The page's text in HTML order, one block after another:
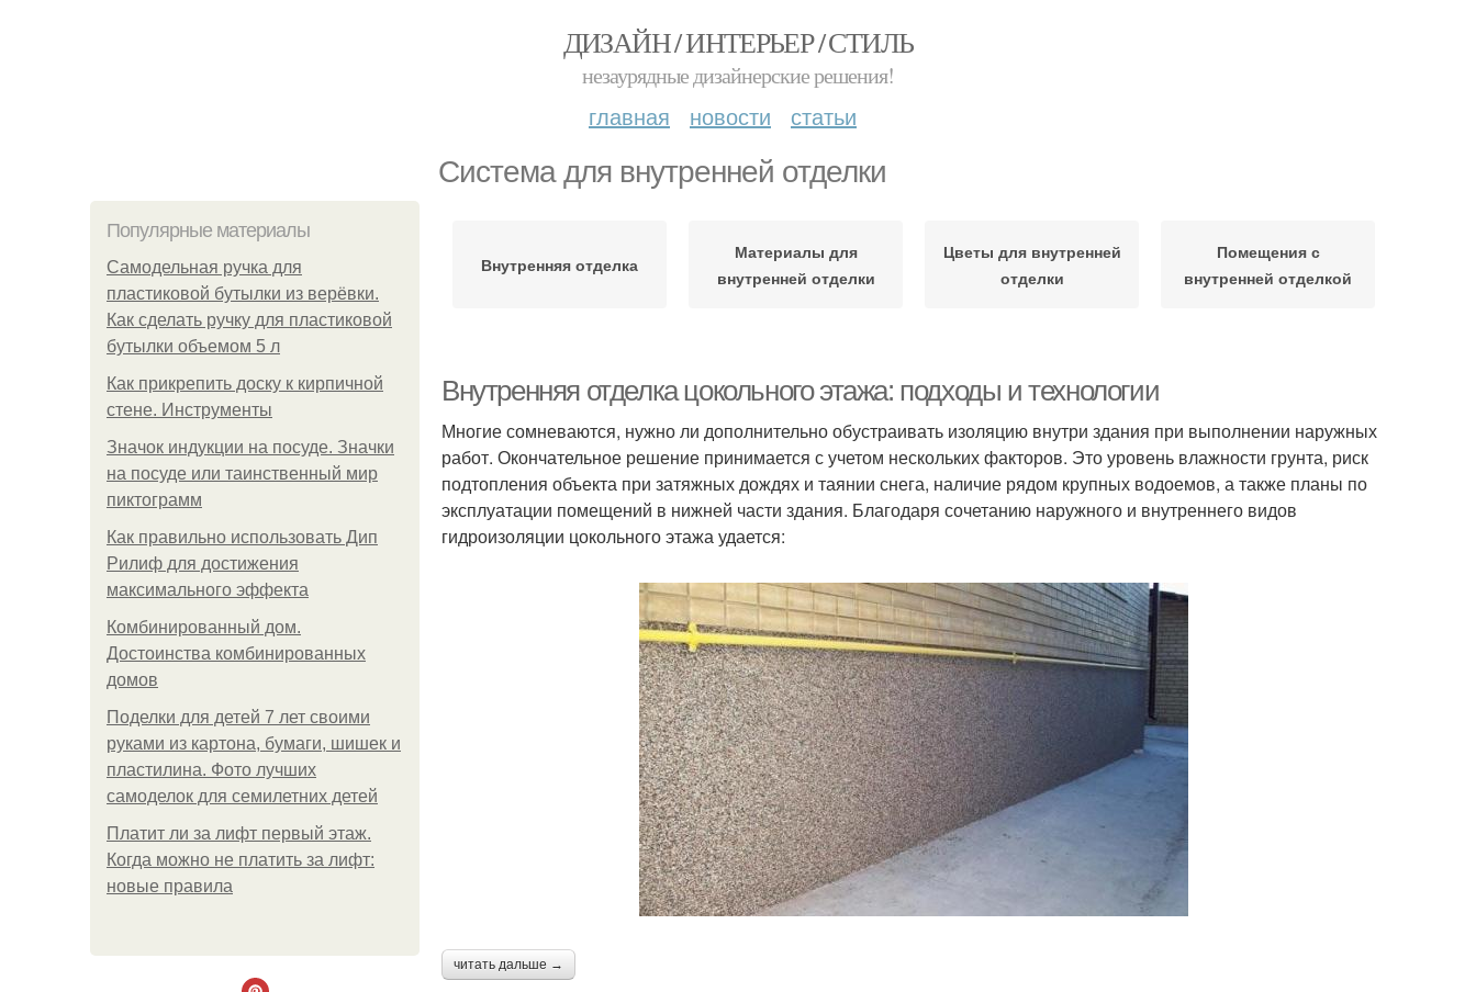
ДИЗАЙН / ИНТЕРЬЕР / СТИЛЬ
незаурядные дизайнерские решения!
главная новости статьи
Система для внутренней отделки
Популярные материалы
Самодельная ручка для
пластиковой бутылки из верёвки.
Как сделать ручку для пластиковой
бутылки объемом 5 л
Как прикрепить доску к кирпичной
стене. Инструменты
Значок индукции на посуде. Значки
на посуде или таинственный мир
пиктограмм
Как правильно использовать Дип
Рилиф для достижения
максимального эффекта
Комбинированный дом.
Достоинства комбинированных
домов
Поделки для детей 7 лет своими
руками из картона, бумаги, шишек и
пластилина. Фото лучших
самоделок для семилетних детей
Платит ли за лифт первый этаж.
Когда можно не платить за лифт:
новые правила
Внутренняя отделка
Материалы для
внутренней отделки
Цветы для внутренней
отделки
Помещения с
внутренней отделкой
Внутренняя отделка цокольного этажа: подходы и технологии
Многие сомневаются, нужно ли дополнительно обустраивать изоляцию внутри здания при выполнении наружных
работ. Окончательное решение принимается с учетом нескольких факторов. Это уровень влажности грунта, риск
подтопления объекта при затяжных дождях и таянии снега, наличие рядом крупных водоемов, а также планы по
эксплуатации помещений в нижней части здания. Благодаря сочетанию наружного и внутреннего видов
гидроизоляции цокольного этажа удается:
читать дальше →